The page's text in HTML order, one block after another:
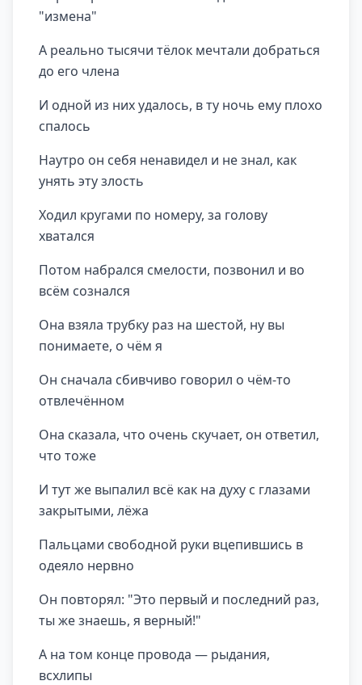
"измена"
А реально тысячи тёлок мечтали добраться
до его члена
И одной из них удалось, в ту ночь ему плохо
спалось
Наутро он себя ненавидел и не знал, как
унять эту злость
Ходил кругами по номеру, за голову
хватался
Потом набрался смелости, позвонил и во
всём сознался
Она взяла трубку раз на шестой, ну вы
понимаете, о чём я
Он сначала сбивчиво говорил о чём-то
отвлечённом
Она сказала, что очень скучает, он ответил,
что тоже
И тут же выпалил всё как на духу с глазами
закрытыми, лёжа
Пальцами свободной руки вцепившись в
одеяло нервно
Он повторял: "Это первый и последний раз,
ты же знаешь, я верный!"
А на том конце провода — рыдания,
всхлипы